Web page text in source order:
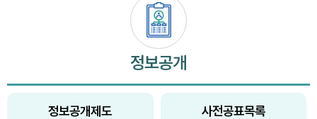
정보공개
정보공개제도 사전공표목록